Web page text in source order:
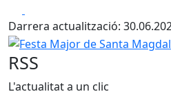
Darrera actualització:
Festa Major de Santa
RSS
L'actualitat a un clic